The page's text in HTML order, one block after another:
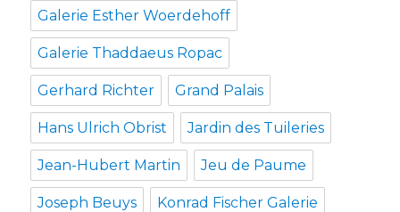
Galerie Esther Woerdehoff
Galerie Thaddaeus Ropac
Gerhard Richter Grand Palais
Hans Ulrich Obrist Jardin des Tuileries
Jean-Hubert Martin Jeu de Paume
Joseph Beuys Konrad Fischer Galerie